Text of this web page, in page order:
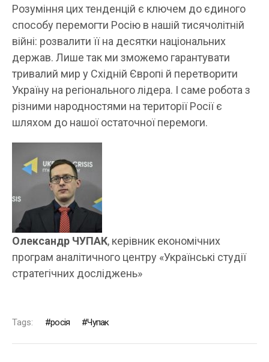
Розуміння цих тенденцій є ключем до єдиного
способу перемогти Росію в нашій тисячолітній
війні: розвалити її на десятки національних
держав. Лише так ми зможемо гарантувати
тривалий мир у Східній Європі й перетворити
Україну на регіонального лідера. І саме робота з
різними народностями на території Росії є
шляхом до нашої остаточної перемоги.
Олександр ЧУПАК, керівник економічних
програм аналітичного центру «Українські студії
стратегічних досліджень»
Tags: росія Чупак